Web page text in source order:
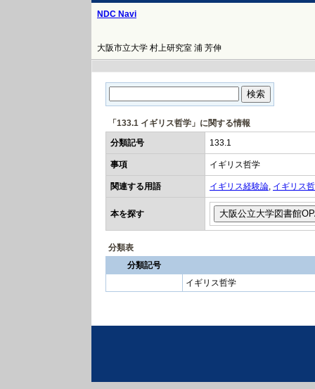
NDC Navi
大阪市立大学 村上研究室 浦 芳伸
「133.1 イギリス哲学」に関する情報
分類記号
133.1
事項 イギリス哲学
関連する用語 イギリス経験論, イギリス
本を探す
分類表
分類記号
イギリス哲学